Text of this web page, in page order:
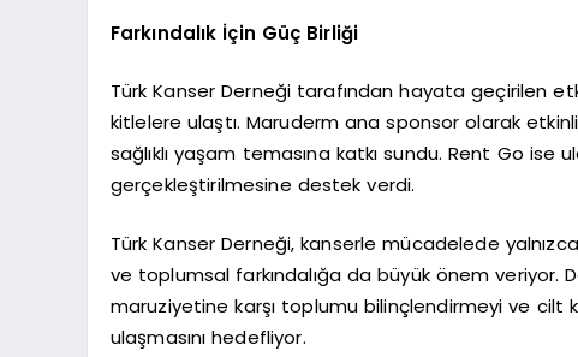
Farkındalık İçin Güç Birliği
Türk Kanser Derneği tarafından hayata geçirilen
kitlelere ulaştı. Maruderm ana sponsor olarak
sağlıklı yaşam temasına katkı sundu. Rent Go ise
gerçekleştirilmesine destek verdi.
Türk Kanser Derneği, kanserle mücadelede
ve toplumsal farkındalığa da büyük önem veriyor.
maruziyetine karşı toplumu bilinçlendirmeyi ve cilt
ulaşmasını hedefliyor.